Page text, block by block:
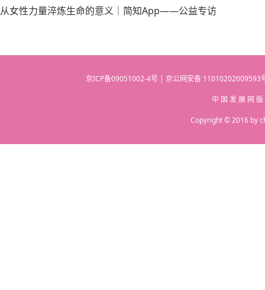
从女性力量淬炼生命的意义｜简知App——公益专访
京ICP备09051002-4号 | 京公网安备
中 国 发 展 网
Copyright © 2016 by